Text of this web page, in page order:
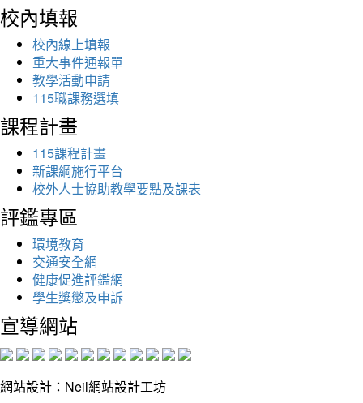
校內填報
校內線上填報
重大事件通報單
教學活動申請
115職課務選填
課程計畫
115課程計畫
新課綱施行平台
校外人士協助教學要點及課表
評鑑專區
環境教育
交通安全網
健康促進評鑑網
學生獎懲及申訴
宣導網站
網站設計：Neil網站設計工坊